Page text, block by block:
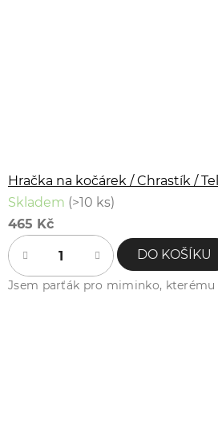
Hračka na kočárek / Chrastík /
Skladem (>10 ks)
465 Kč
DO KOŠÍKU
Jsem parťák pro miminko, kterému